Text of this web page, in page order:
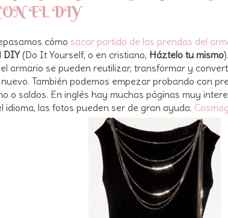
EL DIY
cómo sacar partido de las prendas del
DIY(Do It Yourself, o en cristiano, Háztelo tu mismo
armario se pueden reutilizar, transformar y
También podemos empezar probando con
o saldos. En inglés hay muchas páginas muy
idioma, las fotos pueden ser de gran ayuda.